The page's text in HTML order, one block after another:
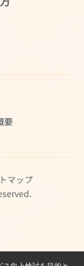
要
マップ